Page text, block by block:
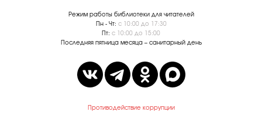
Режим работы библиотеки для читателей
Пн - Чт: с 10:00 до 17:30
Пт: с 10:00 до 15:00
Последняя пятница месяца – санитарный день
Противодействие коррупции